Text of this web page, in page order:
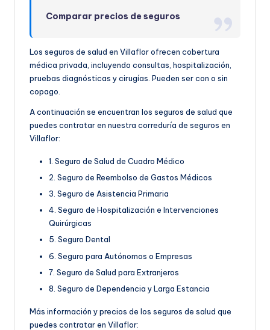
Comparar precios de seguros
Los seguros de salud en Villaflor ofrecen cobertura
médica privada, incluyendo consultas, hospitalización,
pruebas diagnósticas y cirugías. Pueden ser con o sin
copago.
A continuación se encuentran los seguros de salud que
puedes contratar en nuestra correduría de seguros en
Villaflor:
1. Seguro de Salud de Cuadro Médico
2. Seguro de Reembolso de Gastos Médicos
3. Seguro de Asistencia Primaria
4. Seguro de Hospitalización e Intervenciones
Quirúrgicas
5. Seguro Dental
6. Seguro para Autónomos o Empresas
7. Seguro de Salud para Extranjeros
8. Seguro de Dependencia y Larga Estancia
Más información y precios de los seguros de salud que
puedes contratar en Villaflor: